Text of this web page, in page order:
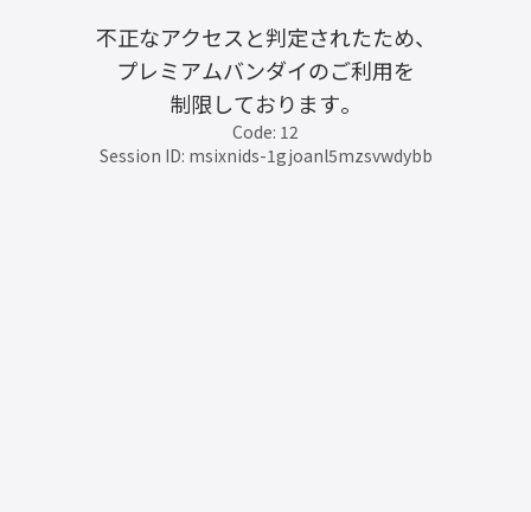
不正なアクセスと判定されたため、
プレミアムバンダイのご利用を
制限しております。
Code: 12
Session ID: msixnids-1gjoanl5mzsvwdybb